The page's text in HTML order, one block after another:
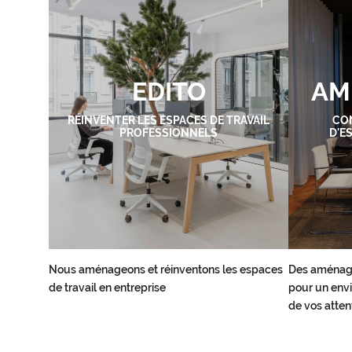
EDITO
RÉINVENTER LES ESPACES DE TRAVAIL
PROFESSIONNELS
Nous aménageons et réinventons les espaces
de travail en entreprise
Des
pour un
de vos